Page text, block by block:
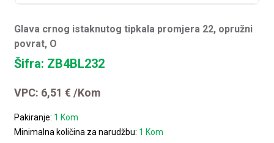
Glava crnog istaknutog tipkala promjera 22, opružni
povrat, O
Šifra: ZB4BL232
VPC: 6,51€ /Kom
Pakiranje: 1 Kom
Minimalna količina za narudžbu: 1 Kom